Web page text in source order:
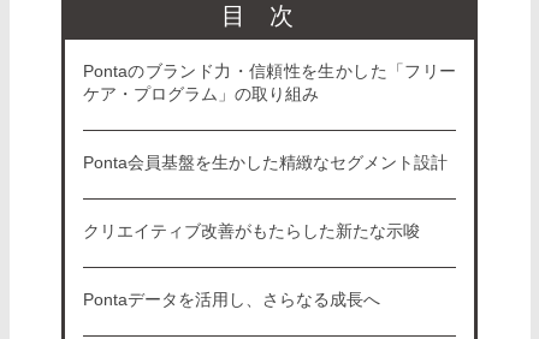
目次
Pontaのブランド力・信頼性を生かした「フリー
ケア・プログラム」の取り組み
Ponta会員基盤を生かした精緻なセグメント設計
クリエイティブ改善がもたらした新たな示唆
Pontaデータを活用し、さらなる成長へ